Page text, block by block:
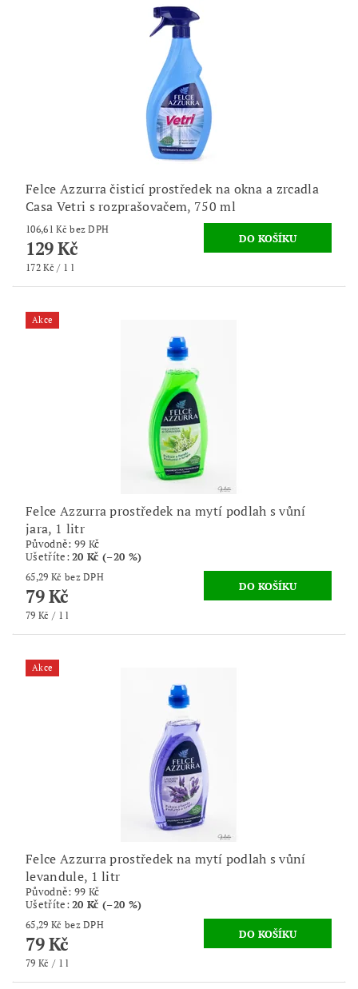
Felce Azzurra čisticí prostředek na okna a zrcadla
Casa Vetri s rozprašovačem, 750 ml
106,61 Kč bez DPH
129 Kč
172 Kč / 1 l
Akce
Felce Azzurra prostředek na mytí podlah s vůní
jara, 1 litr
Původně: 99 Kč
Ušetříte:20 Kč (–20 %)
65,29 Kč bez DPH
79 Kč
79 Kč / 1 l
Akce
Felce Azzurra prostředek na mytí podlah s vůní
levandule, 1 litr
Původně: 99 Kč
Ušetříte:20 Kč (–20 %)
65,29 Kč bez DPH
79 Kč
79 Kč / 1 l